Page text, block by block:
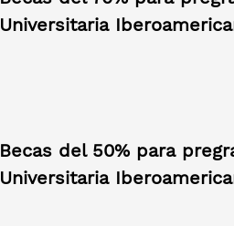
Universitaria
Becas del 50% para
Universitaria